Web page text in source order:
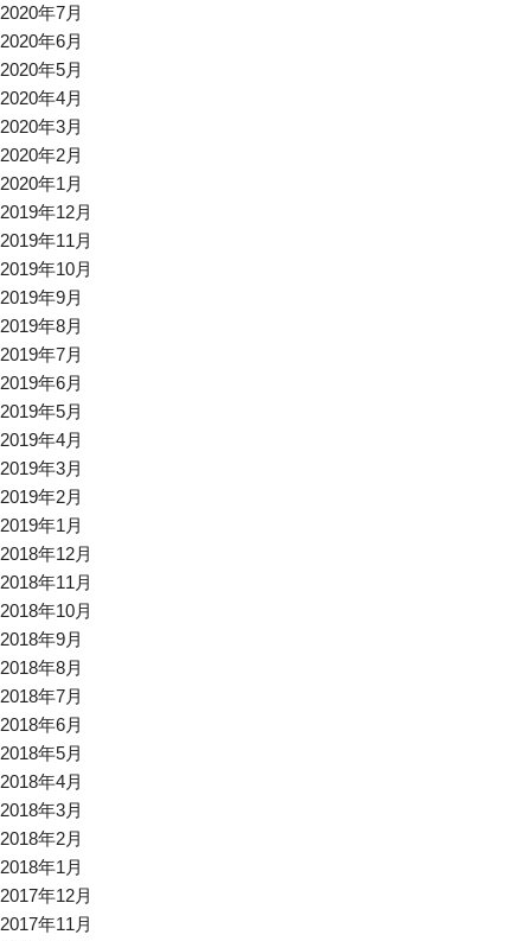
2020年7月
2020年6月
2020年5月
2020年4月
2020年3月
2020年2月
2020年1月
2019年12月
2019年11月
2019年10月
2019年9月
2019年8月
2019年7月
2019年6月
2019年5月
2019年4月
2019年3月
2019年2月
2019年1月
2018年12月
2018年11月
2018年10月
2018年9月
2018年8月
2018年7月
2018年6月
2018年5月
2018年4月
2018年3月
2018年2月
2018年1月
2017年12月
2017年11月